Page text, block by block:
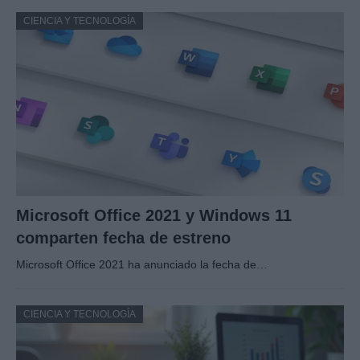
CIENCIA Y TECNOLOGÍA
Microsoft Office 2021 y Windows 11
comparten fecha de estreno
Microsoft Office 2021 ha anunciado la fecha de…
CIENCIA Y TECNOLOGÍA